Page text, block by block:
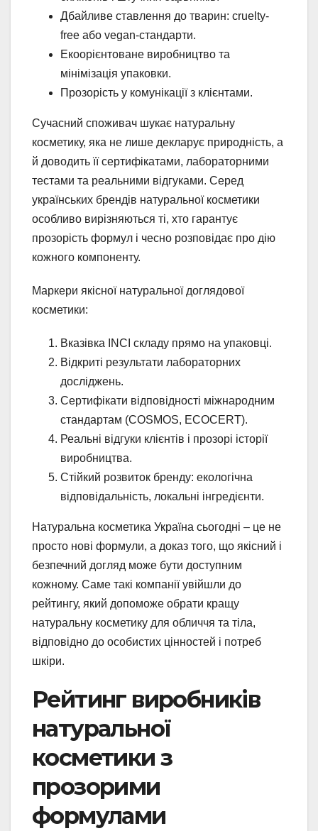
Дбайливе ставлення до тварин: cruelty-
free або vegan-стандарти.
Екоорієнтоване виробництво та
мінімізація упаковки.
Прозорість у комунікації з клієнтами.
Сучасний споживач шукає натуральну
косметику, яка не лише декларує природність, а
й доводить її сертифікатами, лабораторними
тестами та реальними відгуками. Серед
українських брендів натуральної косметики
особливо вирізняються ті, хто гарантує
прозорість формул і чесно розповідає про дію
кожного компоненту.
Маркери якісної натуральної доглядової
косметики:
Вказівка INCI складу прямо на упаковці.
Відкриті результати лабораторних
досліджень.
Сертифікати відповідності міжнародним
стандартам (COSMOS, ECOCERT).
Реальні відгуки клієнтів і прозорі історії
виробництва.
Стійкий розвиток бренду: екологічна
відповідальність, локальні інгредієнти.
Натуральна косметика Україна сьогодні – це не
просто нові формули, а доказ того, що якісний і
безпечний догляд може бути доступним
кожному. Саме такі компанії увійшли до
рейтингу, який допоможе обрати кращу
натуральну косметику для обличчя та тіла,
відповідно до особистих цінностей і потреб
шкіри.
Рейтинг виробників
натуральної
косметики з
прозорими
формулами